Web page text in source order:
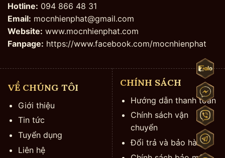
Hotline: 094 866 48 31
Email: mocnhienphat@gmail.com
Website: www.mocnhienphat.com
Fanpage: https://www.facebook.com/mocnhienphat
VỀ CHÚNG TÔI
Giới thiệu
Tin tức
Tuyển dụng
Liên hệ
CHÍNH SÁCH
Hướng dẫn thanh toán
Chính sách vận
chuyển
Đổi trả và bảo hành